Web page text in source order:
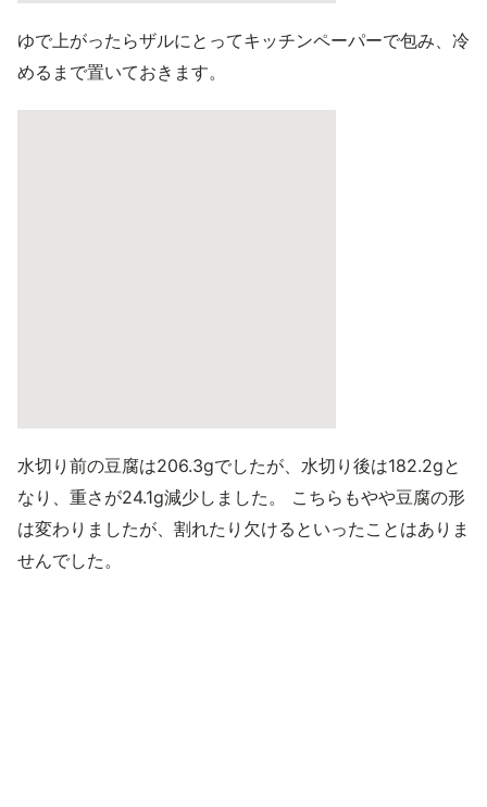
ゆで上がったらザルにとってキッチンペーパーで包み、冷
めるまで置いておきます。
水切り前の豆腐は206.3gでしたが、水切り後は182.2gと
なり、重さが24.1g減少しました。 こちらもやや豆腐の形
は変わりましたが、割れたり欠けるといったことはありま
せんでした。